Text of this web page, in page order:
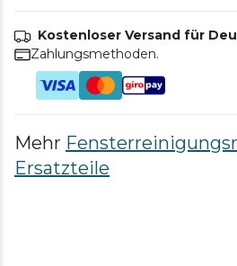
Kostenloser Versand für
Zahlungsmethoden.
Mehr
Ersatzteile